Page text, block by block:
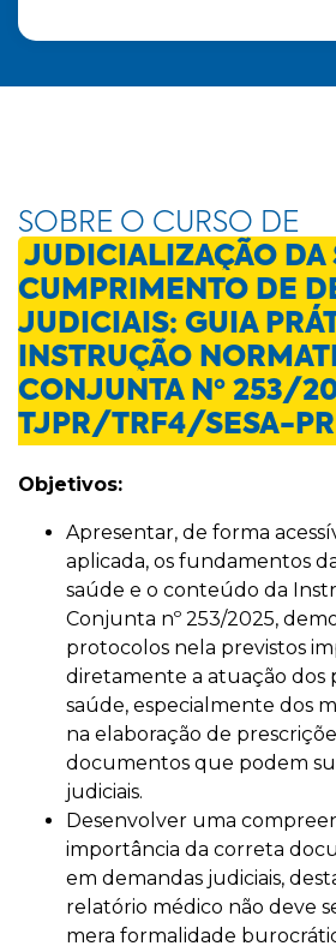
SOBRE O CURSO DE
JUDICIALIZAÇÃO DA
CUMPRIMENTO DE
JUDICIAIS: GUIA
INSTRUÇÃO
CONJUNTA Nº 253/
TJPR/TRF4/SESA-
Objetivos:
Apresentar, de forma
aplicada, os fundamentos
saúde e o conteúdo da
Conjunta nº 253/2025,
protocolos nela previstos
diretamente a atuação dos
saúde, especialmente dos
na elaboração de
documentos que podem
judiciais.
Desenvolver uma
importância da correta
em demandas judiciais,
relatório médico não deve
mera formalidade